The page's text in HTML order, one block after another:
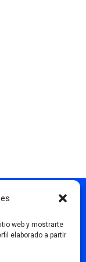
web y mostrarte
elaborado a partir